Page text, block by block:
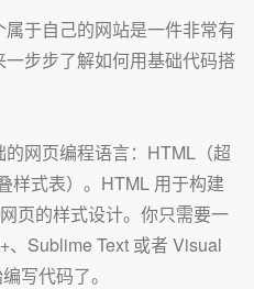
于自己的网站是一件非常有
步步了解如何用基础代码搭
网页编程语言：HTML（超
样式表）。HTML 用于构建
页的样式设计。你只需要一
、Sublime Text 或者 Visual
写代码了。